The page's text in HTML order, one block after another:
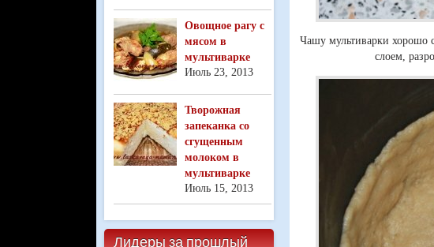
Овощное рагу с
мясом в
мультиварке
Июль 23, 2013
Творожная
запеканка со
сгущенным
молоком в
мультиварке
Июль 15, 2013
Лидеры за прошлый
Чашу мультиварки хорошо
слоем,